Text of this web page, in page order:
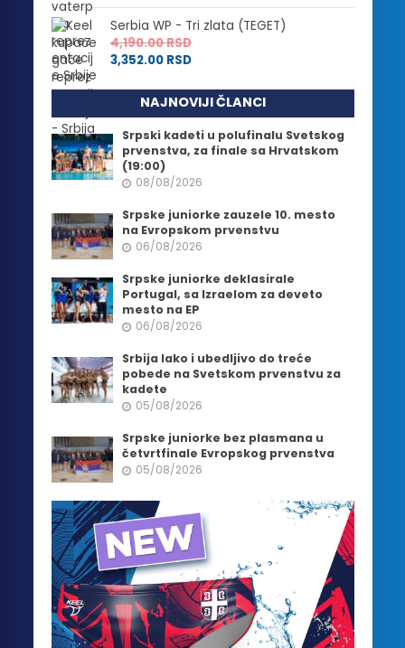
Serbia WP - Tri zlata (TEGET)
4,190.00RSD
3,352.00 RSD
NAJNOVIJI ČLANCI
Srpski kadeti u polufinalu Svetskog
prvenstva, za finale sa Hrvatskom
(19:00)
08/08/2026
Srpske juniorke zauzele 10. mesto
na Evropskom prvenstvu
06/08/2026
Srpske juniorke deklasirale
Portugal, sa Izraelom za deveto
mesto na EP
06/08/2026
Srbija lako i ubedljivo do treće
pobede na Svetskom prvenstvu za
kadete
05/08/2026
Srpske juniorke bez plasmana u
četvrtfinale Evropskog prvenstva
05/08/2026